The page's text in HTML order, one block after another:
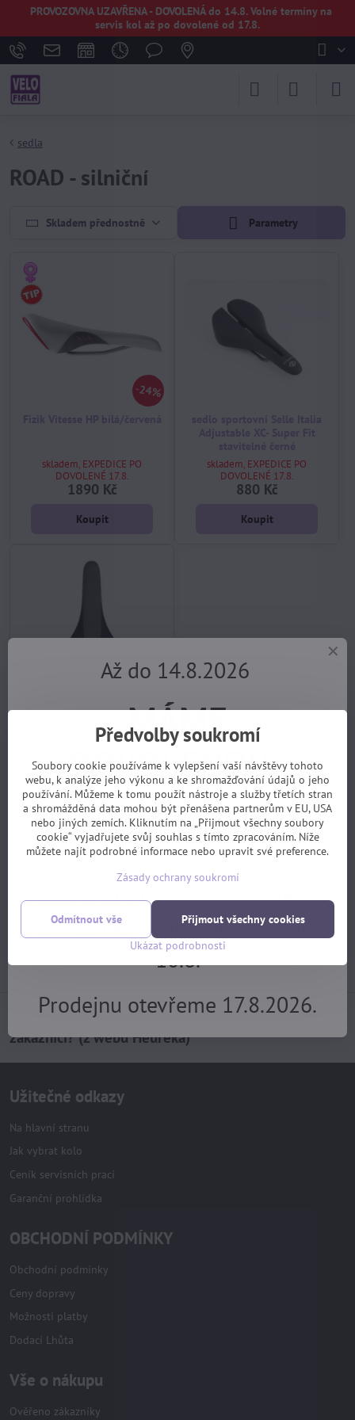
PROVOZOVNA UZAVŘENA - DOVOLENÁ do 14.8. Volné termíny na
servis kol až po dovolené od 17.8.
sedla
ROAD - silniční
Skladem přednostně Parametry
24%
skladem, EXPEDICE PO
DOVOLENÉ 17.8.
1890 Kč
Koupit
skladem, EXPEDICE PO
DOVOLENÉ 17.8.
880 Kč
Koupit
21%
sedlo Fizik Arione R3 Kium
Black/Black/White Large
140mm
DOVOLENÉ 17.8.
2900 Kč
Koupit
Potřebujete poradit?
+420 725 729 111
tomas​@velofiala​.cz
Jak jsou s našimi službami spokojeni samotní
zákazníci? (z webu Heuréka)
Užitečné odkazy
Na hlavní stranu
Jak vybrat kolo
Ceník servisních prací
Garanční prohlídka
OBCHODNÍ PODMÍNKY
Obchodní podmínky
Ceny dopravy
Možnosti platby
Dodací Lhůta
Vše o nákupu
Ověřeno zákazníky
Předvolby soukromí
Soubory cookie používáme k vylepšení vaší návštěvy tohoto
webu, k analýze jeho výkonu a ke shromažďování údajů o jeho
používání. Můžeme k tomu použít nástroje a služby třetích stran
a shromážděná data mohou být přenášena partnerům v EU, USA
nebo jiných zemích. Kliknutím na „Přijmout všechny soubory
cookie“ vyjadřujete svůj souhlas s tímto zpracováním. Níže
můžete najít podrobné informace nebo upravit své preference.
Zásady ochrany soukromí
Ukázat podrobnosti
Přijmout všechny cookies
Odmítnout vše
Až do 14.8.2026
MÁME
DOVOLENOU.
Objednávky z e-shopu budeme
vyřizovat 17.8.
Servis pro předem objednané
zákazníky bude v provozu od
10.8.
Prodejnu otevřeme 17.8.2026.